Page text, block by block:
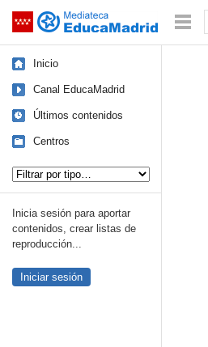
Saltar navegación
Inicio
Canal EducaMadrid
Últimos contenidos
Centros
Inicia sesión para aportar
contenidos, crear listas de
reproducción...
Iniciar sesión